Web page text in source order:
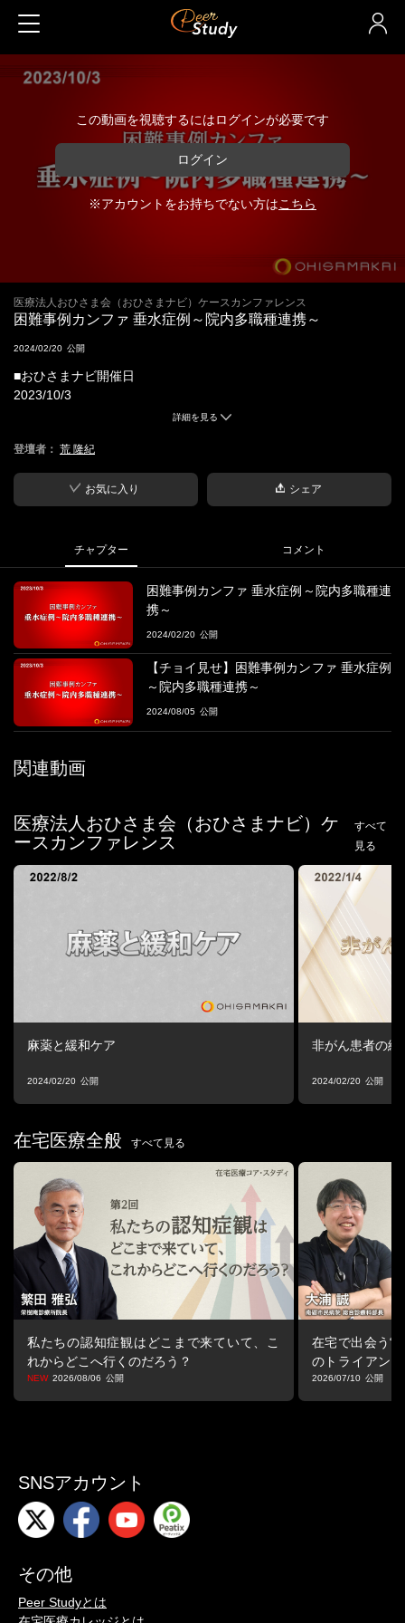
この動画を視聴するにはログインが必要です
ログイン
※アカウントをお持ちでない方はこちら
医療法人おひさま会（おひさまナビ）ケースカンファレンス
困難事例カンファ 垂水症例～院内多職種連携～
2024/02/20
■おひさまナビ開催日
2023/10/3
困難事例カンファは、実際にあった症例を追体験（体感）するプ
ログラムです。
おひさま会では、高齢者包括評価CGAを基に独自にアレンジした
「まごころ」を活用し、さまざまな困難事例の詳細に迫ります。
■ファシリテーター
・荒 隆紀
医療法人おひさま会CHRO リフレクデザイン合同会社代表社員
詳細を見る
登壇者： 荒 隆紀
お気に入り シェア
チャプター コメント
困難事例カンファ 垂水症例～院内多職種連
携～
2024/02/20
【チョイ見せ】困難事例カンファ 垂水症例
～院内多職種連携～
2024/08/05
関連動画
医療法人おひさま会（おひさまナビ）ケ
ースカンファレンス
すべて
見る
麻薬と緩和ケア
2024/02/20
非がん患者の緩
2024/02/20
在宅医療全般 すべて見る
私たちの認知症観はどこまで来ていて、こ
れからどこへ行くのだろう？
2026/08/06
在宅で出会う“
のトライアン
る視点
2026/07/10
SNSアカウント
その他
Peer Studyとは